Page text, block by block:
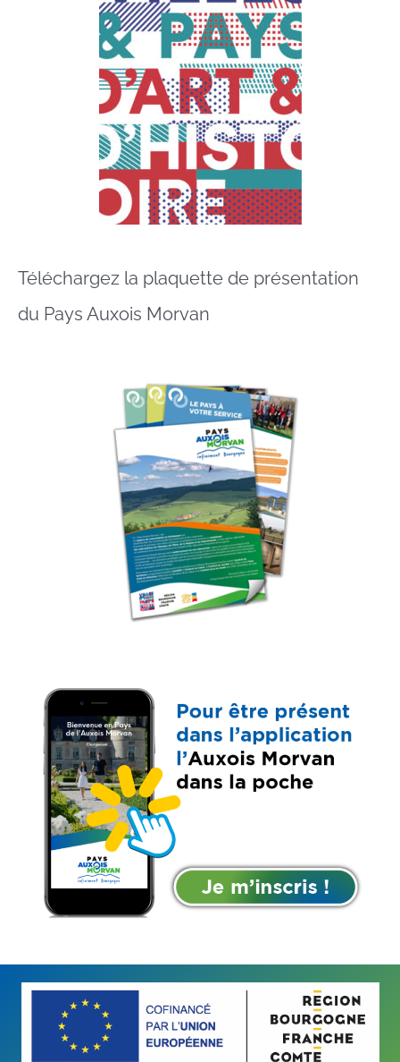
Téléchargez la plaquette de présentation
du Pays Auxois Morvan